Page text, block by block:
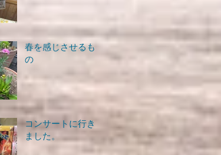
春を感じさせるも
の
コンサートに行き
ました。